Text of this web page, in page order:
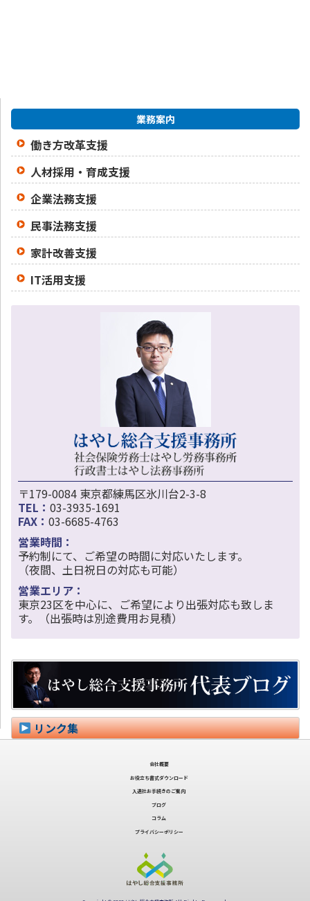
業務案内
働き方改革支援
人材採用・育成支援
企業法務支援
民事法務支援
家計改善支援
IT活用支援
〒179-0084 東京都練馬区氷川台2-3-8
TEL： 03-3935-1691
FAX： 03-6685-4763
営業時間：
予約制にて、ご希望の時間に対応いたします。
（夜間、土日祝日の対応も可能）
営業エリア：
東京23区を中心に、ご希望により出張対応も致しま
す。（出張時は別途費用お見積）
リンク集
会社概要
お役立ち書式ダウンロード
入退社お手続きのご案内
ブログ
コラム
プライバシーポリシー